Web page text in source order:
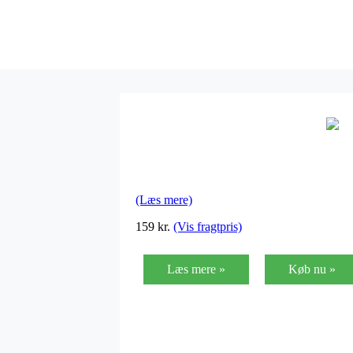
(Læs mere)
159 kr. (Vis fragtpris)
Læs mere » Køb nu »